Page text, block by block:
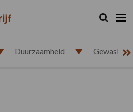
Zoeken...
Zoek
Duurzaamheid